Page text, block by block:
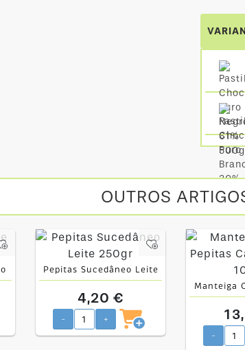
OUTROS
Pepitas Sucedâneo Leite
250gr
4,20 €
- +
Manteiga
Cacau
-